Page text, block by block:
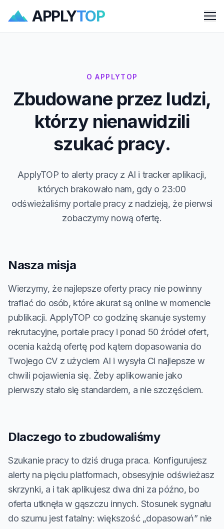
APPLYTOP
O APPLYTOP
Zbudowane przez ludzi,
którzy nienawidzili
szukać pracy.
ApplyTOP to alerty pracy z AI i tracker aplikacji,
których brakowało nam, gdy o 23:00
odświeżaliśmy portale pracy z nadzieją, że pierwsi
zobaczymy nową ofertę.
Nasza misja
Wierzymy, że najlepsze oferty pracy nie powinny
trafiać do osób, które akurat są online w momencie
publikacji. ApplyTOP co godzinę skanuje systemy
rekrutacyjne, portale pracy i ponad 50 źródeł ofert,
ocenia każdą ofertę pod kątem dopasowania do
Twojego CV z użyciem AI i wysyła Ci najlepsze w
chwili pojawienia się. Żeby aplikowanie jako
pierwszy stało się standardem, a nie szczęściem.
Dlaczego to zbudowaliśmy
Szukanie pracy to dziś druga praca. Konfigurujesz
alerty na pięciu platformach, obsesyjnie odświeżasz
skrzynki, a i tak aplikujesz dwa dni za późno, bo
oferta utknęła w gąszczu innych. Stosunek sygnału
do szumu jest fatalny: większość „dopasowań” nie